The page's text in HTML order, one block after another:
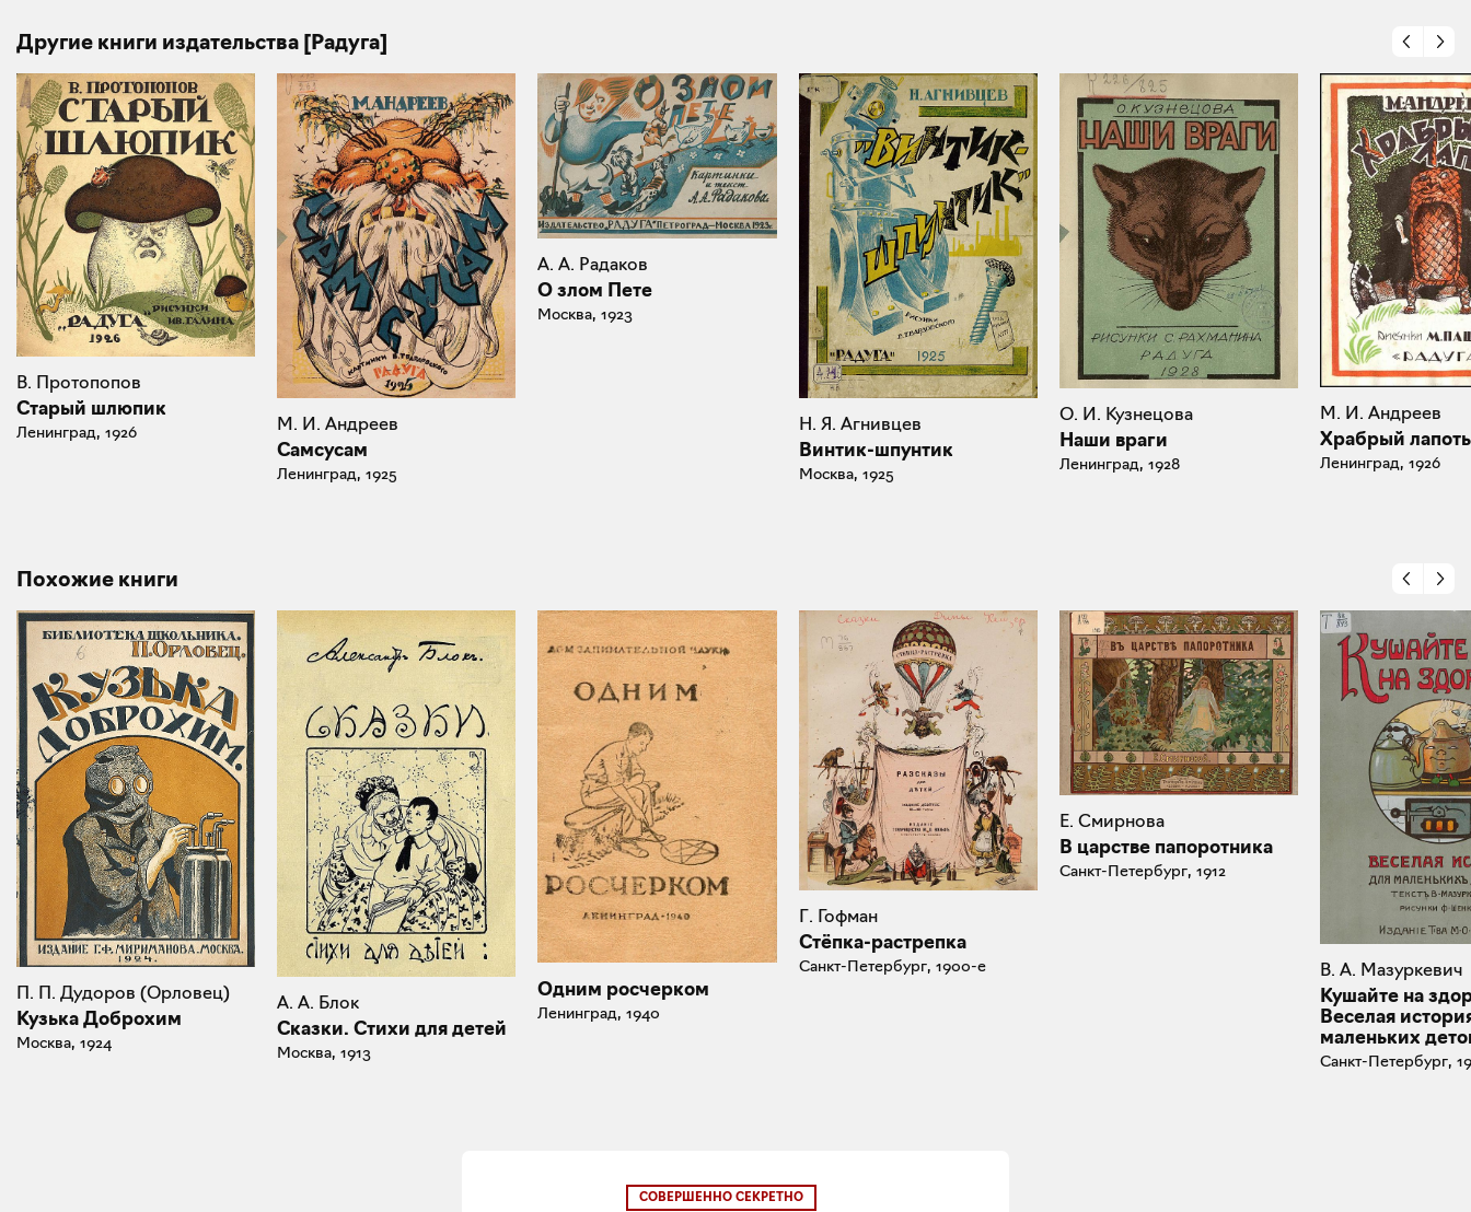
Другие книги издательства [Радуга]
В. Протопопов
Старый шлюпик
Ленинград, 1926 М. И. Андреев
Самсусам
Ленинград, 1925
А. А. Радаков
О злом Пете
Москва, 1923
Н. Я. Агнивцев
Винтик-шпунтик
Москва, 1925
О. И. Кузнецова
Наши враги
Ленинград, 1928
М. И. Андреев
Храбрый лапоть
Ленинград, 1926
Похожие книги
П. П. Дудоров (Орловец)
Кузька Доброхим
Москва, 1924
А. А. Блок
Сказки. Стихи для детей
Москва, 1913
Одним росчерком
Ленинград, 1940
Г. Гофман
Стёпка-растрепка
Санкт-Петербург, 1900-e
Е. Смирнова
В царстве папоротника
Санкт-Петербург, 1912
В. А. Мазуркевич
Кушайте на
Веселая
маленьких
Санкт-Петербург,
СОВЕРШЕННО СЕКРЕТНО